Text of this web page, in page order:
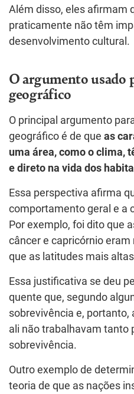
Além disso, eles afirmam
praticamente não têm
desenvolvimento cultural.
O argumento usado
geográfico
O principal argumento
geográfico é de que as
uma área, como o clima,
e direto na vida dos
Essa perspectiva afirma
comportamento geral e a
Por exemplo, foi dito que
câncer e capricórnio
que as latitudes mais
Essa justificativa se deu
quente que, segundo
sobrevivência e,
ali não trabalhavam tanto
sobrevivência.
Outro exemplo de
teoria de que as nações